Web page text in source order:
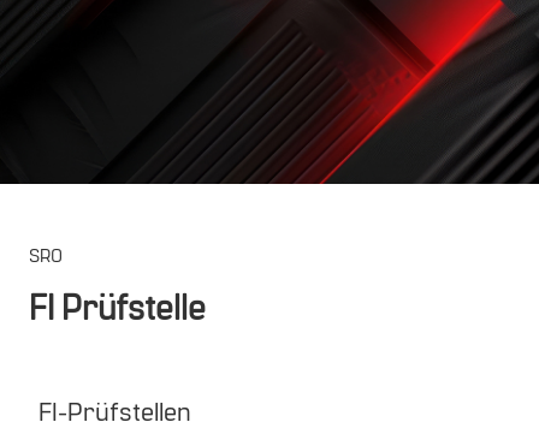
SRO
FI Prüfstelle
FI-Prüfstellen